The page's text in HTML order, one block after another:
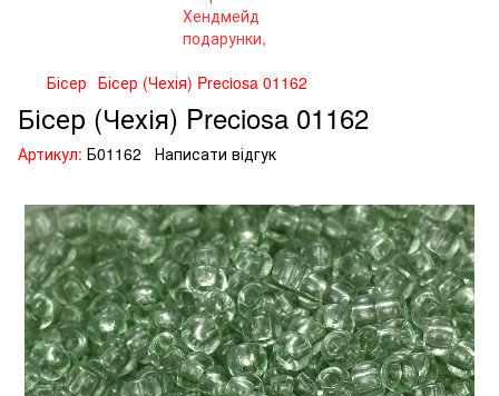
Бісер Бісер (Чехія) Preciosa 01162
Бісер (Чехія) Preciosa 01162
Артикул: Б01162 Написати відгук